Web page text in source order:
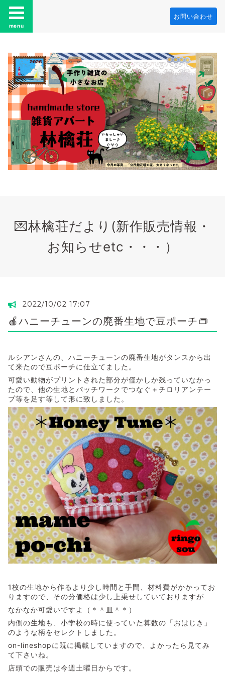
menu
お問い合わせ
💌林檎荘だより(新作販売情報・
お知らせetc・・・）
2022/10/02 17:07
🍎ハニーチューンの廃番生地で豆ポーチ👝
ルシアンさんの、ハニーチューンの廃番生地がタンスから出
て来たので豆ポーチに仕立てました。
可愛い動物がプリントされた部分が僅かしか残っていなかっ
たので、他の生地とパッチワークでつなぐ＋チロリアンテー
プ等を足す等して形に致しました。
1枚の生地から作るより少し時間と手間、材料費がかかってお
りますので、その分価格は少し上乗せしていておりますが
なかなか可愛いですよ（＊＾皿＾＊）
内側の生地も、小学校の時に使っていた算数の「おはじき」
のような柄をセレクトしました。
on-lineshopに既に掲載していますので、よかったら見てみ
て下さいね。
店頭での販売は今週土曜日からです。